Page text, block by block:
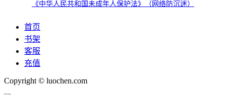
《中华人民共和国未成年人保护法》（网络防沉迷）
首页
书架
客服
充值
Copyright © luochen.com